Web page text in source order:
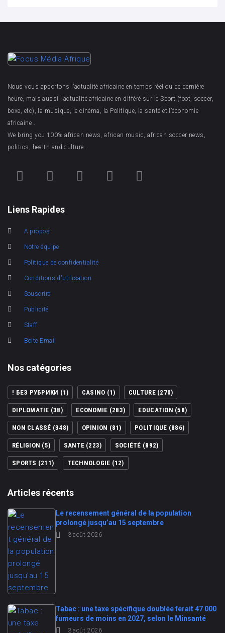
Nous vous apportons l’actualité africaine en temps réel ou de dernière
heure, mais aussi l’actualité africaine en différé sur le Sport (foot, soccer,
boxe, etc), la musique, le cinéma, la Politique, la santé et l’économie
africaine .
We bring you 100% african news, african music, african soccer news,
politics, health and culture.
Liens Rapides
A propos
Notre équipe
Politique de confidentialité
Conditions d'utilisation
Souscrire
Publicité
Staff
Boite Email
Nos catégories
! БЕЗ РУБРИКИ (1) CASINO (1) CULTURE(270)
DIPLOMATIE (38) ECONOMIE (283) EDUCATION (58)
NON CLASSÉ (348) OPINION (81) POLITIQUE (886)
RÉLIGION (5) SANTE(223) SOCIÉTÉ (892)
SPORTS (211) TECHNOLOGIE (12)
Articles récents
Le recensement général de la population
prolongé jusqu’au 15 septembre
3 août 2026
Tabac : une taxe spécifique doublée ferait 47 000
fumeurs de moins en 2027, selon le Minsanté
3 août 2026